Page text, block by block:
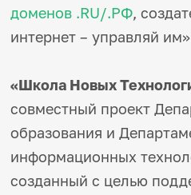
Игра «Знания»
Викторина
Памятки
Стихи
Педагогам
Школа наставников
IT-урок
доменов .RU/.РФ,
интернет – управляй
«Школа Новых
совместный проект
образования и
информационных
созданный с целью